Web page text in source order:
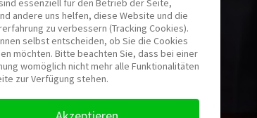
essenziell für den Betrieb der Seite,
andere uns helfen, diese Website und die
zu verbessern (Tracking Cookies).
selbst entscheiden, ob Sie die Cookies
möchten. Bitte beachten Sie, dass bei einer
womöglich nicht mehr alle Funktionalitäten
zur Verfügung stehen.